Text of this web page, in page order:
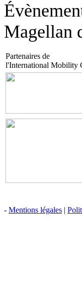
Magellan
Partenaires de
l'International Mobility
- Mentions légales |